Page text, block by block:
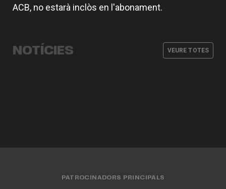
ACB, no estarà inclòs en l'abonament.
NOTÍCIES VEURE TOTES
temporada 2026-27
primer equipament per a la
PATROCINADORS PRINCIPALS